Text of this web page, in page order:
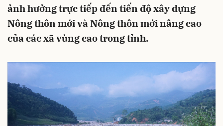
ảnh hưởng trực tiếp đến tiến độ xây dựng
Nông thôn mới và Nông thôn mới nâng cao
của các xã vùng cao trong tỉnh.